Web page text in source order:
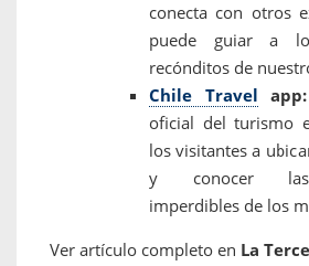
conecta con otros
puede guiar a
recónditos de
Chile Travel app:
oficial del turismo
los visitantes a
y conocer las
imperdibles de los
Ver artículo completo en La